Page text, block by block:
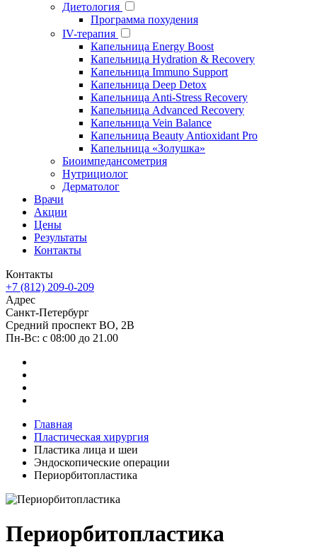
Диетология
Программа похудения
IV-терапия
Капельница Energy Boost
Капельница Hydration & Recovery
Капельница Immuno Support
Капельница Deep Detox
Капельница Anti-Stress Recovery
Капельница Advanced Recovery
Капельница Vein Balance
Капельница Beauty Antioxidant Pro
Капельница «Золушка»
Биоимпедансометрия
Нутрициолог
Дерматолог
Врачи
Акции
Цены
Результаты
Контакты
Контакты
+7 (812) 209-0-209
Адрес
Санкт-Петербург
Средний проспект ВО, 2В
Пн-Вc: с 08:00 до 21.00
Главная
Пластическая хирургия
Пластика лица и шеи
Эндоскопические операции
Периорбитопластика
Периорбитопластика